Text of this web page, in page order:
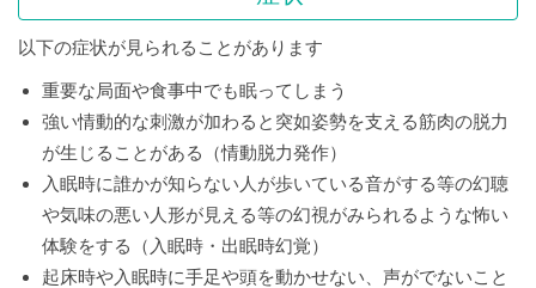
以下の症状が見られることがあります
重要な局面や食事中でも眠ってしまう
強い情動的な刺激が加わると突如姿勢を支える筋肉の脱力
が生じることがある（情動脱力発作）
入眠時に誰かが知らない人が歩いている音がする等の幻聴
や気味の悪い人形が見える等の幻視がみられるような怖い
体験をする（入眠時・出眠時幻覚）
起床時や入眠時に手足や頭を動かせない、声がでないこと